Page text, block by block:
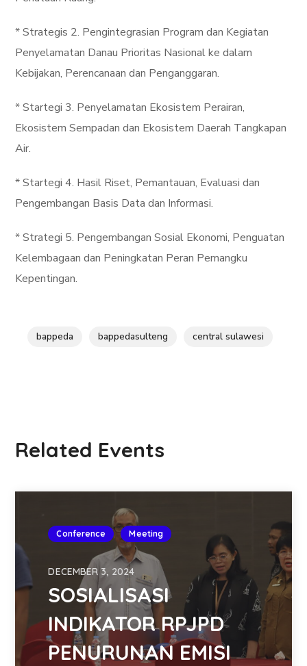
* Strategis 2. Pengintegrasian Program dan Kegiatan
Penyelamatan Danau Prioritas Nasional ke dalam
Kebijakan, Perencanaan dan Penganggaran.
* Startegi 3. Penyelamatan Ekosistem Perairan,
Ekosistem Sempadan dan Ekosistem Daerah Tangkapan
Air.
* Startegi 4. Hasil Riset, Pemantauan, Evaluasi dan
Pengembangan Basis Data dan Informasi.
* Strategi 5. Pengembangan Sosial Ekonomi, Penguatan
Kelembagaan dan Peningkatan Peran Pemangku
Kepentingan.
bappeda bappedasulteng central sulawesi
Related Events
Conference Meeting
DECEMBER 3, 2024
SOSIALISASI
INDIKATOR RPJPD
PENURUNAN EMISI